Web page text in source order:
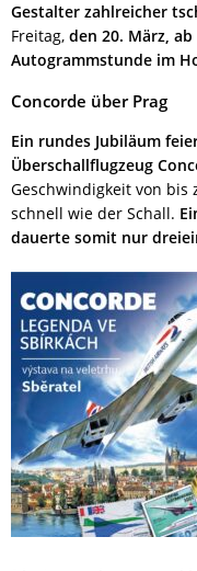
Gestalter zahlreicher
Freitag, den 20. März,
Autogrammstunde im
Concorde über Prag
Ein rundes Jubiläum
Überschallflugzeug
Geschwindigkeit von bis
schnell wie der Schall.
dauerte somit nur